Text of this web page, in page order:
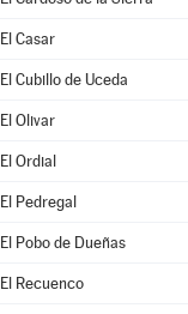
El Casar
El Cubillo de Uceda
El Olivar
El Ordial
El Pedregal
El Pobo de Dueñas
El Recuenco